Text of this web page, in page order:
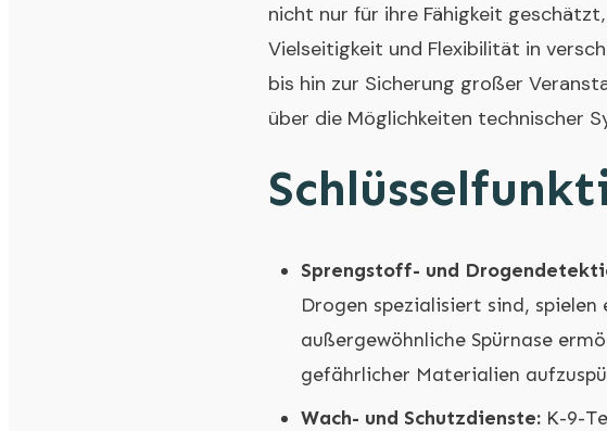
nicht nur für ihre Fähigkeit
Vielseitigkeit und Flexibilität in
bis hin zur Sicherung großer
über die Möglichkeiten technischer
Sprengstoff- und
Drogen spezialisiert sind,
außergewöhnliche Spürnase
gefährlicher Materialien
Wach- und Schutzdienste: K-9-